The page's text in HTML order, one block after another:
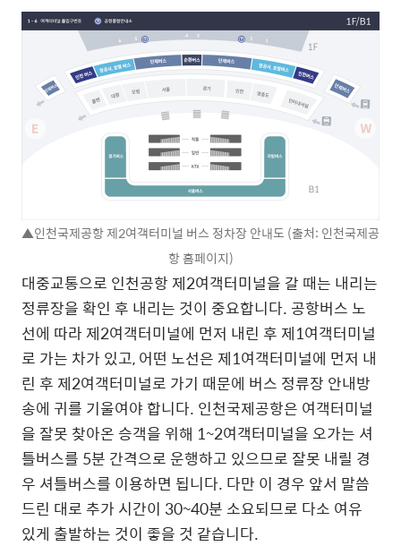
▲인천국제공항 제2여객터미널 버스 정차장 안내도 (출처: 인천국제공
항 홈페이지)
대중교통으로 인천공항 제2여객터미널을 갈 때는 내리는
정류장을 확인 후 내리는 것이 중요합니다. 공항버스 노
선에 따라 제2여객터미널에 먼저 내린 후 제1여객터미널
로 가는 차가 있고, 어떤 노선은 제1여객터미널에 먼저 내
린 후 제2여객터미널로 가기 때문에 버스 정류장 안내방
송에 귀를 기울여야 합니다. 인천국제공항은 여객터미널
을 잘못 찾아온 승객을 위해 1~2여객터미널을 오가는 셔
틀버스를 5분 간격으로 운행하고 있으므로 잘못 내릴 경
우 셔틀버스를 이용하면 됩니다. 다만 이 경우 앞서 말씀
드린 대로 추가 시간이 30~40분 소요되므로 다소 여유
있게 출발하는 것이 좋을 것 같습니다.